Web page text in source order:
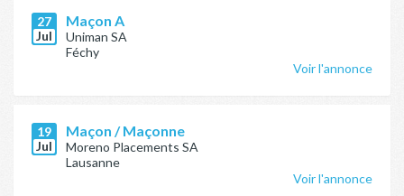
27
Jul
Maçon A
Uniman SA
Féchy
Voir l'annonce
19
Jul
Maçon / Maçonne
Moreno Placements SA
Lausanne
Voir l'annonce